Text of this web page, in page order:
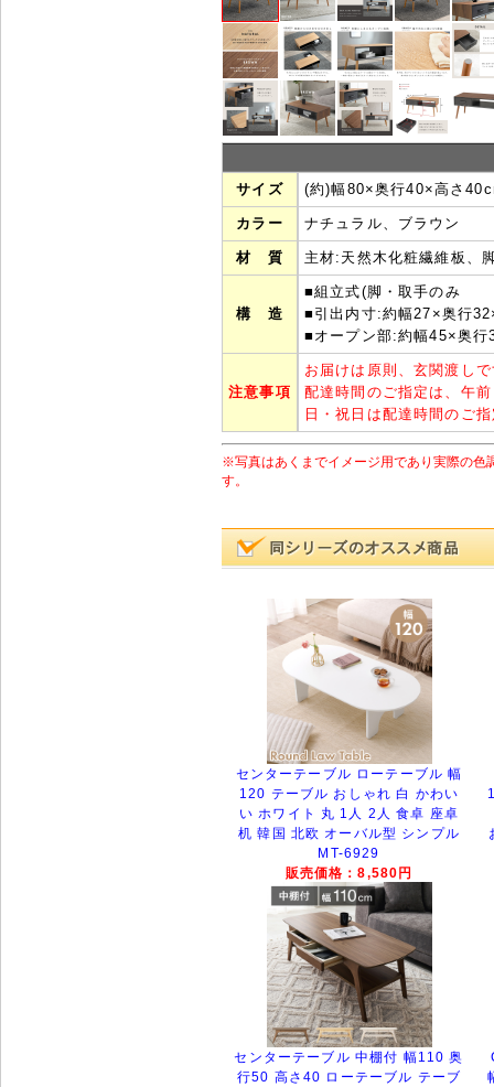
サイズ (約)幅80×奥行40×高さ
カラー ナチュラル、ブラウン
材 質 主材:天然木化粧繊維板、
構 造
■組立式(脚・取手のみ
■引出内寸:約幅27×奥行
■オープン部:約幅45×奥
注意事項
お届けは原則、玄関渡し
配達時間のご指定は、午
日・祝日は配達時間のご
※写真はあくまでイメージ用であり実際の色
す。
センターテーブル ローテーブル 幅
120 テーブル おしゃれ 白 かわい
い ホワイト 丸 1人 2人 食卓 座卓
机 韓国 北欧 オーバル型 シンプル
MT-6929
販売価格：8,580円
センターテーブル 中棚付 幅110 奥
行50 高さ40 ローテーブル テーブ